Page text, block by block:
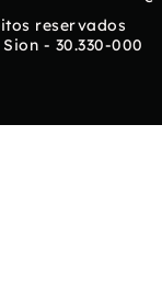
reservados
- 30.330-000